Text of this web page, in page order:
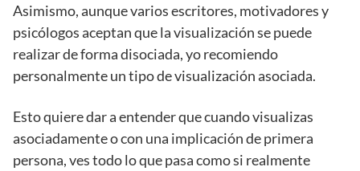
Asimismo, aunque varios escritores, motivadores y
psicólogos aceptan que la visualización se puede
realizar de forma disociada, yo recomiendo
personalmente un tipo de visualización asociada.
Esto quiere dar a entender que cuando visualizas
asociadamente o con una implicación de primera
persona, ves todo lo que pasa como si realmente